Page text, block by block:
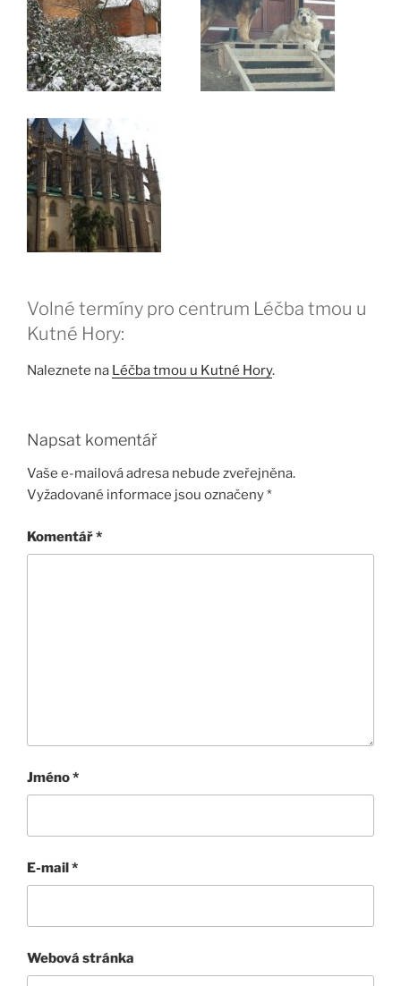
Volné termíny pro centrum Léčba tmou u
Kutné Hory:
Naleznete na Léčba tmou u Kutné Hory.
Napsat komentář
Vaše e-mailová adresa nebude zveřejněna.
Vyžadované informace jsou označeny*
Komentář*
Jméno*
E-mail*
Webová stránka